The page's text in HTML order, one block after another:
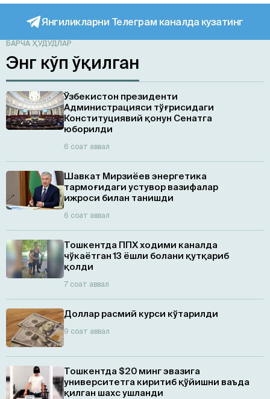
Янгиликларни Телеграм каналда кузатинг
БАРЧА ҲУДУДЛАР
Энг кўп ўқилган
Ўзбекистон президенти
Администрацияси тўғрисидаги
Конституциявий қонун Сенатга
юборилди
6 соат аввал
Шавкат Мирзиёев энергетика
тармоғидаги устувор вазифалар
ижроси билан танишди
6 соат аввал
Тошкентда ППХ ходими каналда
чўкаётган 13 ёшли болани қутқариб
қолди
7 соат аввал
Доллар расмий курси кўтарилди
9 соат аввал
Тошкентда $20 минг эвазига
университетга киритиб қўйишни ваъда
қилган шахс ушланди